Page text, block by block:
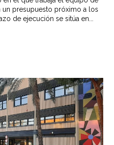
un presupuesto próximo a los
de ejecución se sitúa en...